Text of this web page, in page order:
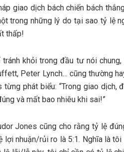
giao dịch bách chiến bách
trong những lý do tại sao tỷ lệ
thấp!
khỏi trong đầu tư nói
Peter Lynch… cũng thường
phát biểu: “Trong giao dịch,
và mất bao nhiêu khi sai!”
Jones cũng cho rằng tỷ lệ
lợi nhuận/rủi ro là 5:1. Nghĩa là